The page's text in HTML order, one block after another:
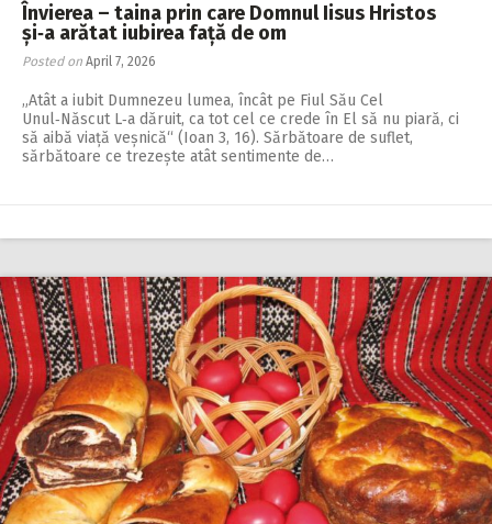
Învierea – taina prin care Domnul Iisus Hristos
și‑a arătat iubirea față de om
Posted on April 7, 2026
„Atât a iubit Dumnezeu lumea, încât pe Fiul Său Cel
Unul‑Născut L‑a dăruit, ca tot cel ce crede în El să nu piară, ci
să aibă viață veșnică“ (Ioan 3, 16). Sărbătoare de suflet,
sărbătoare ce trezește atât sentimente de…